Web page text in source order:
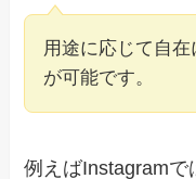
用途に応じて自
が可能です。
例えばInstagramで